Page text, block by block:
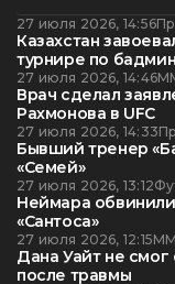
27 июля 2026, 14:56
Казахстан
турнире по
27 июля 2026, 14:46
Врач сделал
Рахмонова в UFC
27 июля 2026, 14:33
Бывший тренер
«Семей»
27 июля 2026, 13:12
Неймара
«Сантоса»
27 июля 2026, 12:15
Дана Уайт не смог
после травмы